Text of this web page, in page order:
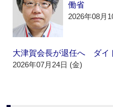
働省
2026年08月
大津賀会長が退任へ ダイ
2026年07月24日 (金)